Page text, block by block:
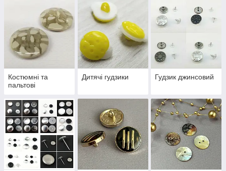
Костюмні та
пальтові
Дитячі гудзики Гудзик джинсовий